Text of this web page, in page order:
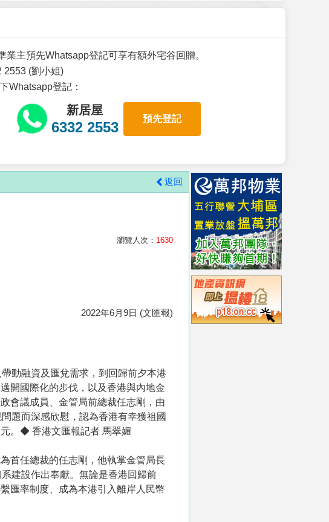
業主預先Whatsapp登記可享有額外宅谷回贈。
2553 (劉小姐)
Whatsapp登記：
新居屋
6332 2553
預先登記
返回
瀏覽人次： 1630
2022年6月9日 (文匯報)
動融資及匯兌需求，到回歸前夕本港
開國際化的步伐，以及香港與內地金
會議成員、金管局前總裁任志剛，由
題而深感欣慰，認為香港有幸獲祖國
。◆ 香港文匯報記者 馬翠媚
首任總裁的任志剛，他執掌金管局長
建設作出奉獻。無論是香港回歸前
匯率制度、成為本港引入離岸人民幣